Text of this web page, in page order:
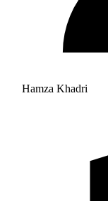
Hamza Khadri